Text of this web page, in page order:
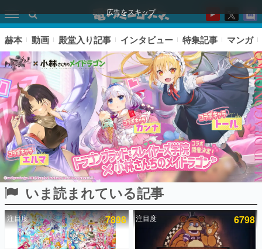
広告をスキップ
ピックアップ
電ファミのいま読まれている記事ランキング
赫本 動画 殿堂入り記事 インタビュー 特集記事 マンガ
いま読まれている記事
注目度 7898 注目度 6798